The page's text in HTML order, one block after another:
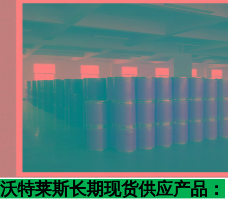
沃特莱斯长期现货供应产品：